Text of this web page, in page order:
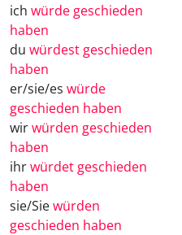
ich würde geschieden
haben
du würdest geschieden
haben
er/sie/es würde
geschieden haben
wirwürden geschieden
haben
ihrwürdet geschieden
haben
sie/Siewürden
geschieden haben